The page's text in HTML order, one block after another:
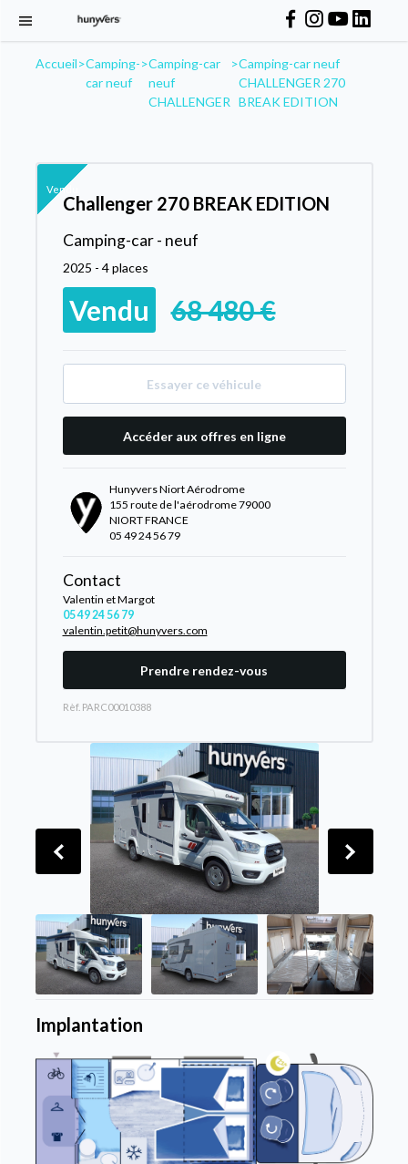
Accueil>Camping-
car neuf
>Camping-car
neuf
CHALLENGER
>Camping-car neuf
CHALLENGER 270
BREAK EDITION
Vendu
Challenger 270 BREAK EDITION
Camping-car - neuf
2025 - 4 places
Vendu 68 480 €
Essayer ce véhicule
Accéder aux offres en ligne
Hunyvers Niort Aérodrome
155 route de l'aérodrome 79000
NIORT FRANCE
05 49 24 56 79
Contact
Valentin et Margot
05 49 24 56 79
valentin.petit@hunyvers.com
Prendre rendez-vous
Rèf. PARC00010388
Implantation